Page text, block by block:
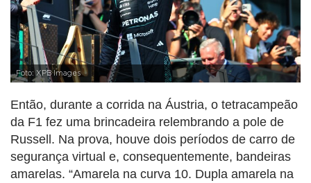
Foto: XPB Images
Então, durante a corrida na Áustria, o tetracampeão
da F1 fez uma brincadeira relembrando a pole de
Russell. Na prova, houve dois períodos de carro de
segurança virtual e, consequentemente, bandeiras
amarelas. “Amarela na curva 10. Dupla amarela na